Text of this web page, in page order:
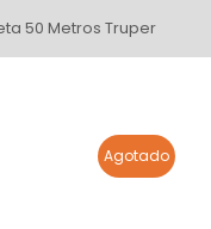
50 Metros Truper
Agotado